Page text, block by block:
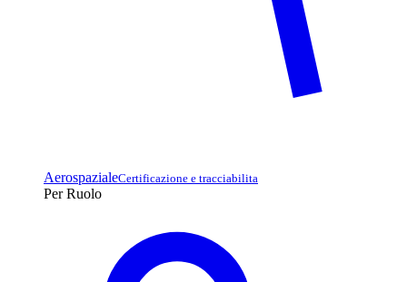
AerospazialeCertificazione e tracciabilita
Per Ruolo